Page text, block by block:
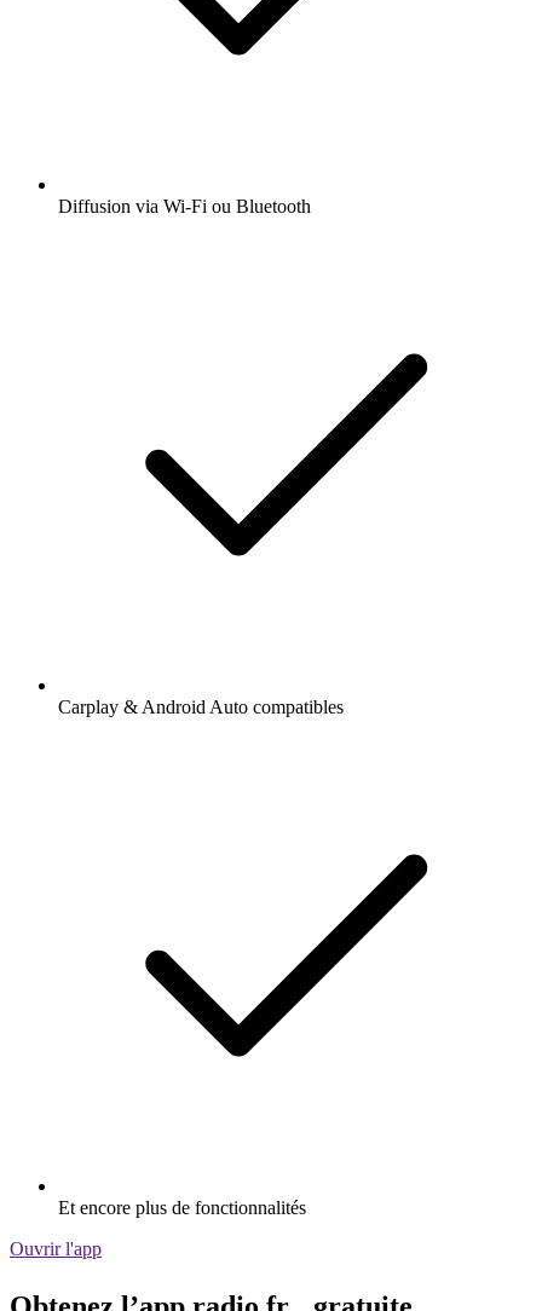
Diffusion via Wi-Fi ou Bluetooth
Carplay & Android Auto compatibles
Et encore plus de fonctionnalités
Ouvrir l'app